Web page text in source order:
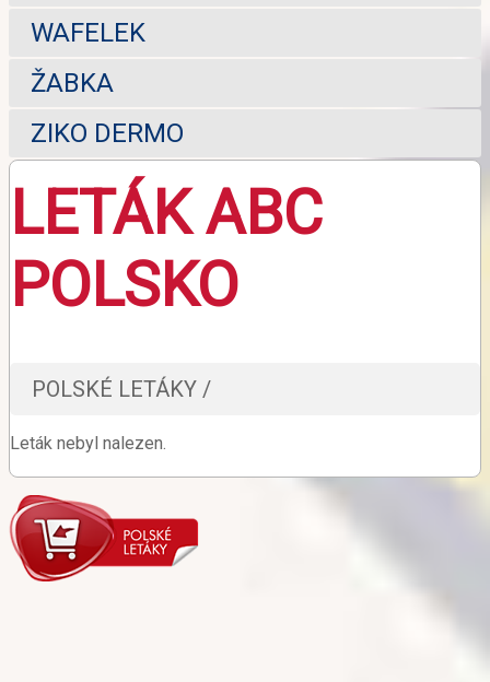
WAFELEK
ŽABKA
ZIKO DERMO
LETÁK ABC
POLSKO
POLSKÉ LETÁKY /
Leták nebyl nalezen.